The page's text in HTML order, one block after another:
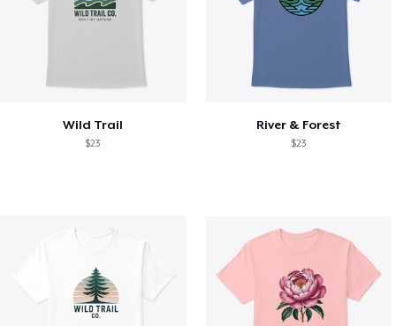
Wild Trail
$23
River & Forest
$23